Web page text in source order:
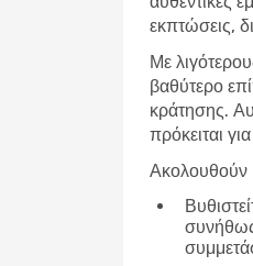
εκπτώσεις,
Με
βαθύτερο
κράτησης.
πρόκειται
Ακολουθούν
συνήθως